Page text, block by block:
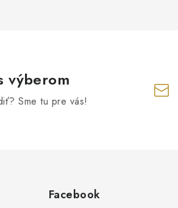
výberom
Sme tu pre vás!
Facebook